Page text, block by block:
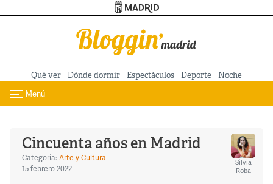
Pasar al contenido principal
Qué ver Dónde dormir Espectáculos Deporte Noche
Toggle navigation
Menú
Cincuenta años en Madrid
Categoría: Arte y Cultura
15 febrero 2022
Silvia
Roba